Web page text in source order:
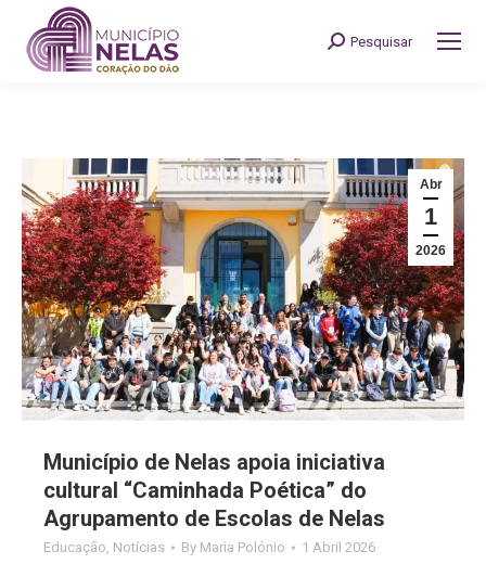
Search:
Pesquisar
Abr
1
2026
Município de Nelas apoia iniciativa
cultural “Caminhada Poética” do
Agrupamento de Escolas de Nelas
Educação, Notícias By Maria Polónio 1 Abril 2026